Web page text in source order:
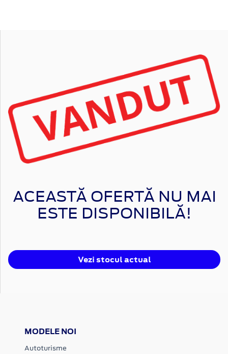
ACEASTĂ OFERTĂ NU MAI
ESTE DISPONIBILĂ!
Vezi stocul actual
MODELE NOI
Autoturisme